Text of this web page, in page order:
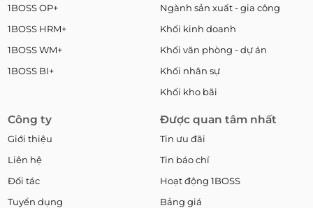
1BOSS OP+
1BOSS HRM+
1BOSS WM+
1BOSS BI+
Ngành sản xuất - gia công
Khối kinh doanh
Khối văn phòng - dự án
Khối nhân sự
Khối kho bãi
Công ty
Giới thiệu
Liên hệ
Đối tác
Tuyển dụng
Được quan tâm nhất
Tin ưu đãi
Tin báo chí
Hoạt động 1BOSS
Bảng giá